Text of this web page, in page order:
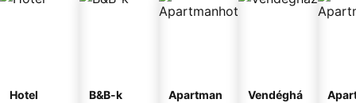
Hotel B&B-k
Apartman
Vendéghá